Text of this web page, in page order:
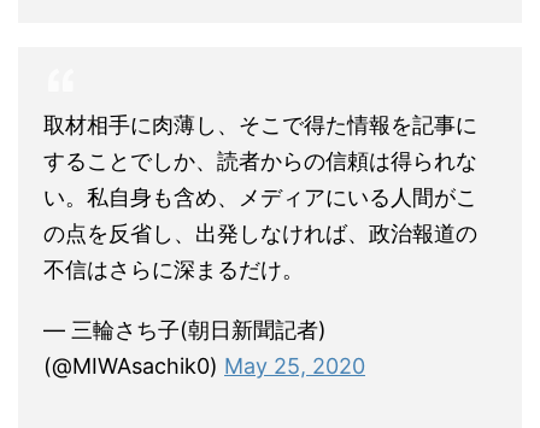
取材相手に肉薄し、そこで得た情報を記事に
することでしか、読者からの信頼は得られな
い。私自身も含め、メディアにいる人間がこ
の点を反省し、出発しなければ、政治報道の
不信はさらに深まるだけ。
— 三輪さち子(朝日新聞記者)
(@MIWAsachik0) May 25, 2020